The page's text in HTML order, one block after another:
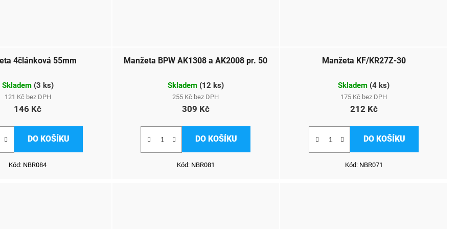
4článková 55mm
Skladem (3 ks)
121 Kč bez DPH
146 Kč
DO KOŠÍKU
Kód: NBR084
Manžeta BPW AK1308 a AK2008 pr. 50
Skladem (12 ks)
255 Kč bez DPH
309 Kč
DO KOŠÍKU
Kód: NBR081
Manžeta KF/KR27Z-30
Skladem (4 ks)
175 Kč bez DPH
212 Kč
DO KOŠÍKU
Kód: NBR071